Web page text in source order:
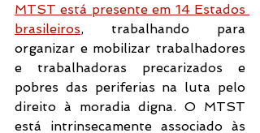
MTST está presente em 14 Estados
brasileiros, trabalhando para
organizar e mobilizar trabalhadores
e trabalhadoras precarizados e
pobres das periferias na luta pelo
direito à moradia digna. O MTST